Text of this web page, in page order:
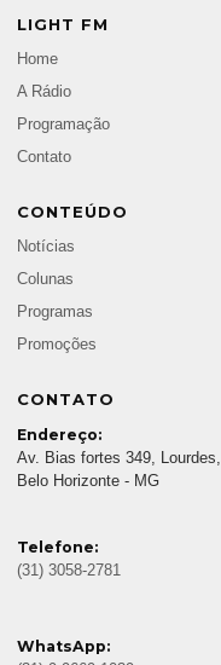
LIGHT FM
Home
A Rádio
Programação
Contato
CONTEÚDO
Notícias
Colunas
Programas
Promoções
CONTATO
Endereço:
Av. Bias fortes 349, Lourdes,
Belo Horizonte - MG
Telefone:
(31) 3058-2781
WhatsApp: